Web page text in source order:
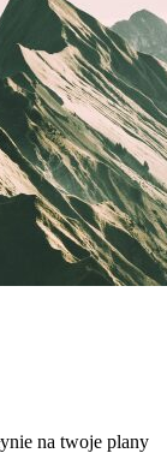
na twoje plany